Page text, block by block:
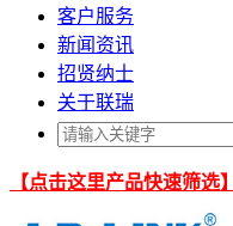
客户服务
新闻资讯
招贤纳士
关于联瑞
【点击这里产品快速筛选】